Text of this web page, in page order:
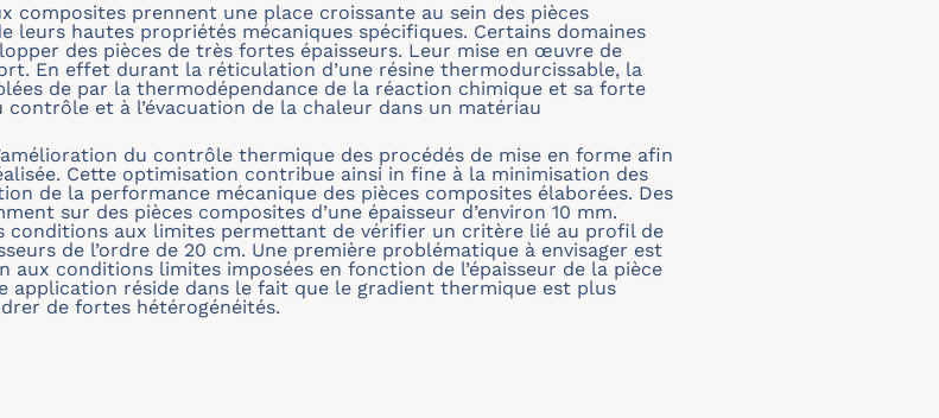
composites prennent une place croissante au sein des pièces
hautes propriétés mécaniques spécifiques. Certains domaines
des pièces de très fortes épaisseurs. Leur mise en œuvre de
En effet durant la réticulation d’une résine thermodurcissable, la
de par la thermodépendance de la réaction chimique et sa forte
et à l’évacuation de la chaleur dans un matériau
du contrôle thermique des procédés de mise en forme afin
Cette optimisation contribue ainsi in fine à la minimisation des
de la performance mécanique des pièces composites élaborées. Des
sur des pièces composites d’une épaisseur d’environ 10 mm.
conditions aux limites permettant de vérifier un critère lié au profil de
de l’ordre de 20 cm. Une première problématique à envisager est
aux conditions limites imposées en fonction de l’épaisseur de la pièce
réside dans le fait que le gradient thermique est plus
de fortes hétérogénéités.